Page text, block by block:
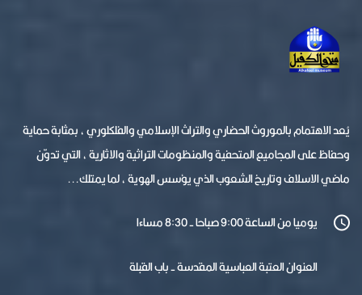
يُعد الاهتمام بالموروث الحضاري والتراث الإسلامي والفلكلوري ، بمثابة حماية
وحفاظ على المجاميع المتحفية والمنظومات التراثية والاثارية ، التي تدوّن
ماضي الاسلاف وتاريخ الشعوب الذي يؤسس الهوية ، لما يمتلك...
يوميا من الساعة 9:00 صباحا - 8:30 مساءا
العنوان العتبة العباسية المقدسة - باب القبلة